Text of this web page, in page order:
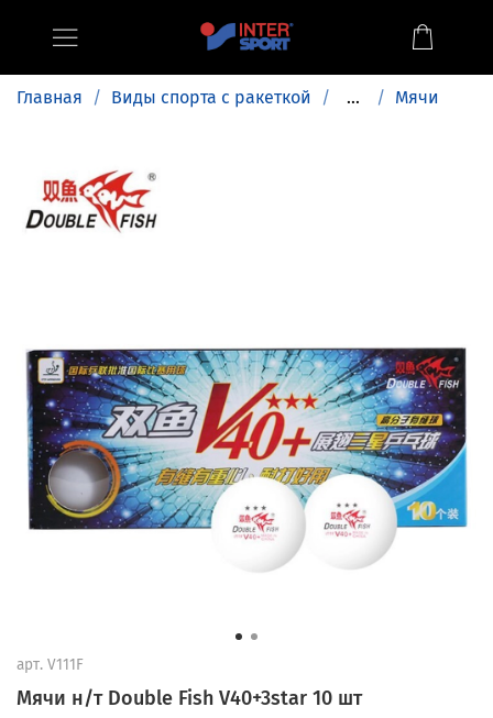
Главная Виды спорта с ракеткой ... Мячи
арт. V111F
Мячи н/т Double Fish V40+3star 10 шт